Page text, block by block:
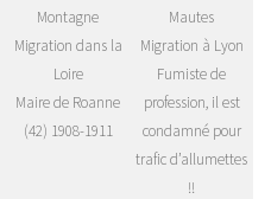
Montagne
Migration dans la
Loire
Maire de Roanne
(42) 1908-1911
Mautes
Migration à Lyon
Fumiste de
profession, il est
condamné pour
trafic d’allumettes
!!